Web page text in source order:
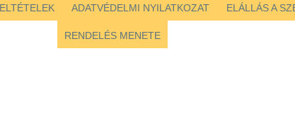
ADATVÉDELMI NYILATKOZAT ELÁLLÁS A
RENDELÉS MENETE